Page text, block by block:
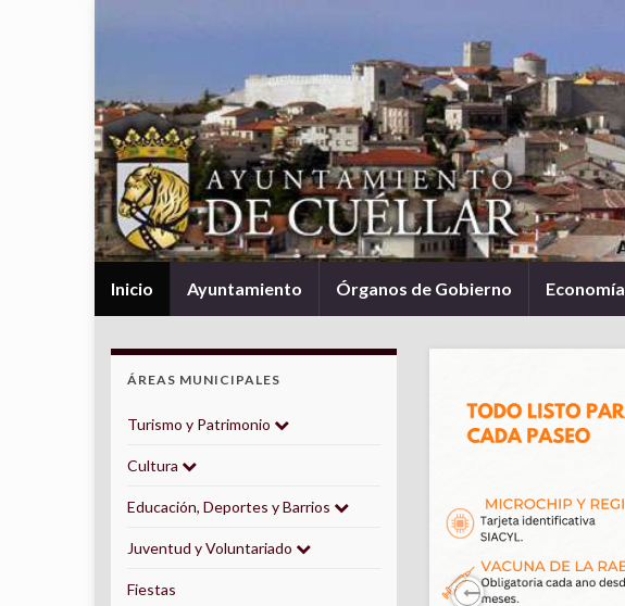
Inicio Ayuntamiento Órganos de Gobierno Economía
ÁREAS MUNICIPALES
Turismo y Patrimonio
Cultura
Educación, Deportes y Barrios
Juventud y Voluntariado
Fiestas